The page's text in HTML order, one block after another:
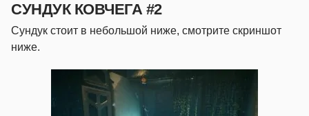
СУНДУК КОВЧЕГА #2
Сундук стоит в небольшой ниже, смотрите скриншот
ниже.